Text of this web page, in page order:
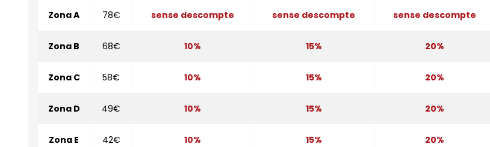
Zona A 78€ sense descompte sense descompte sense descompte
Zona B 68€ 10% 15% 20%
Zona C 58€ 10% 15% 20%
Zona D 49€ 10% 15% 20%
Zona E 42€ 10% 15% 20%